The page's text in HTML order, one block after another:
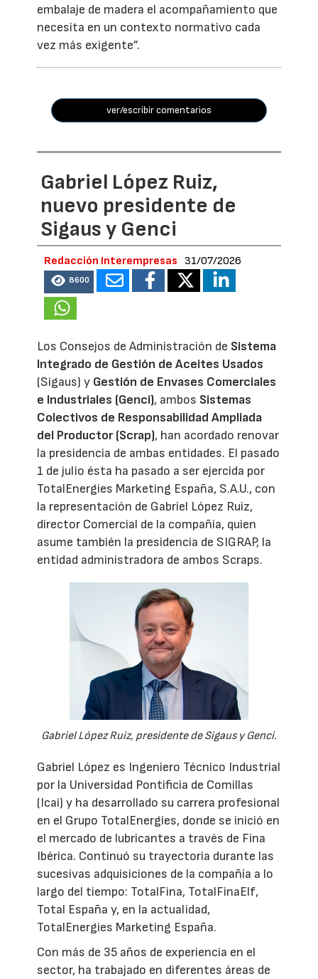
embalaje de madera el acompañamiento que
necesita en un contexto normativo cada
vez más exigente”.
ver/escribir comentarios
Gabriel López Ruiz,
nuevo presidente de
Sigaus y Genci
Redacción Interempresas 31/07/2026
8600
Los Consejos de Administración de Sistema
Integrado de Gestión de Aceites Usados
(Sigaus) y Gestión de Envases Comerciales
e Industriales (Genci), ambos Sistemas
Colectivos de Responsabilidad Ampliada
del Productor (Scrap), han acordado renovar
la presidencia de ambas entidades. El pasado
1 de julio ésta ha pasado a ser ejercida por
TotalEnergies Marketing España, S.A.U., con
la representación de Gabriel López Ruiz,
director Comercial de la compañía, quien
asume también la presidencia de SIGRAP, la
entidad administradora de ambos Scraps.
Gabriel López Ruiz, presidente de Sigaus y Genci.
Gabriel López es Ingeniero Técnico Industrial
por la Universidad Pontificia de Comillas
(Icai) y ha desarrollado su carrera profesional
en el Grupo TotalEnergies, donde se inició en
el mercado de lubricantes a través de Fina
Ibérica. Continuó su trayectoria durante las
sucesivas adquisiciones de la compañía a lo
largo del tiempo: TotalFina, TotalFinaElf,
Total España y, en la actualidad,
TotalEnergies Marketing España.
Con más de 35 años de experiencia en el
sector, ha trabajado en diferentes áreas de